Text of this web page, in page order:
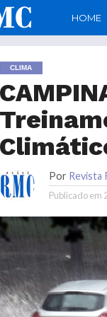
HOME
CLIMA
Por Revista
Publicado em